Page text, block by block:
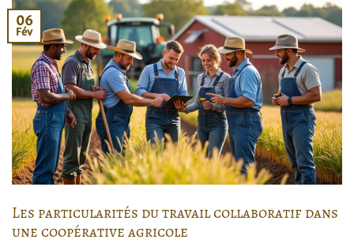
06
Fév
Les particularités du travail collaboratif dans
une coopérative agricole